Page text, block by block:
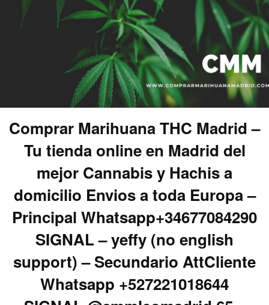
Comprar Marihuana THC Madrid –
Tu tienda online en Madrid del
mejor Cannabis y Hachis a
domicilio Envios a toda Europa –
Principal Whatsapp+34677084290
SIGNAL – yeffy (no english
support) – Secundario AttCliente
Whatsapp +527221018644